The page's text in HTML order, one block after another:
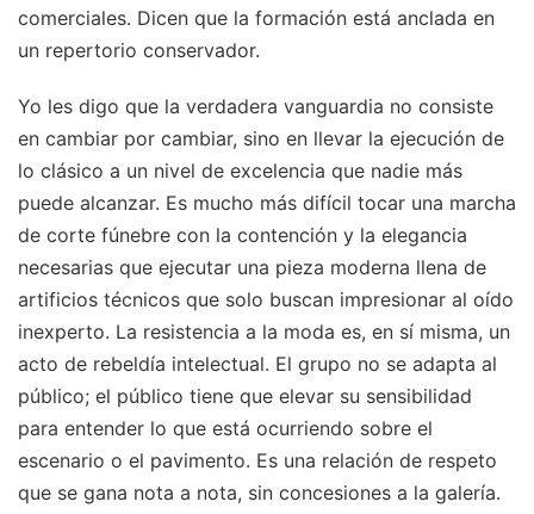
comerciales. Dicen que la formación está anclada en
un repertorio conservador.
Yo les digo que la verdadera vanguardia no consiste
en cambiar por cambiar, sino en llevar la ejecución de
lo clásico a un nivel de excelencia que nadie más
puede alcanzar. Es mucho más difícil tocar una marcha
de corte fúnebre con la contención y la elegancia
necesarias que ejecutar una pieza moderna llena de
artificios técnicos que solo buscan impresionar al oído
inexperto. La resistencia a la moda es, en sí misma, un
acto de rebeldía intelectual. El grupo no se adapta al
público; el público tiene que elevar su sensibilidad
para entender lo que está ocurriendo sobre el
escenario o el pavimento. Es una relación de respeto
que se gana nota a nota, sin concesiones a la galería.